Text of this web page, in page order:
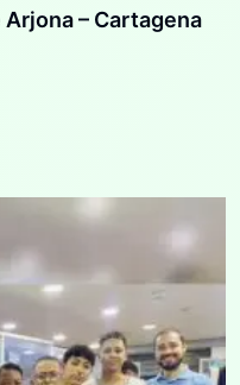
– Cartagena